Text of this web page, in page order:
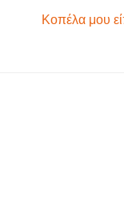
Κοπέλα μου